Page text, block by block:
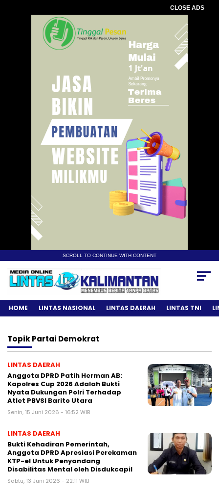
CLOSE ADS
SCROLL TO CONTINUE WITH CONTENT
HOME LINTAS NASIONAL LINTAS DAERAH LINTAS TNI
TopikPartai Demokrat
LINTAS DAERAH
Anggota DPRD Patih Herman AB:
Kapolres Cup 2026 Adalah Bukti
Nyata Dukungan Polri Terhadap
Atlet PBVSI Barito Utara
Senin, 15 Juni 2026 - 16:52 WIB
LINTAS DAERAH
Bukti Kehadiran Pemerintah,
Anggota DPRD Apresiasi Perekaman
KTP-el Untuk Penyandang
Disabilitas Mental oleh Disdukcapil
Sabtu, 13 Juni 2026 - 22:11 WIB